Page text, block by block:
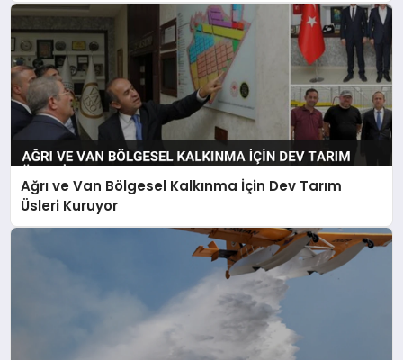
Ağrı ve Van Bölgesel Kalkınma İçin Dev Tarım
Üsleri Kuruyor